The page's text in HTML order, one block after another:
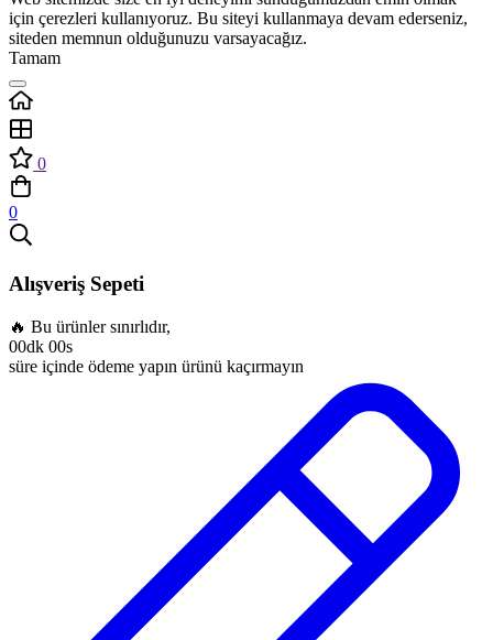
için çerezleri kullanıyoruz. Bu siteyi kullanmaya devam ederseniz,
siteden memnun olduğunuzu varsayacağız.
Tamam
0
0
Alışveriş Sepeti
🔥 Bu ürünler sınırlıdır,
00dk 00s
süre içinde ödeme yapın ürünü kaçırmayın